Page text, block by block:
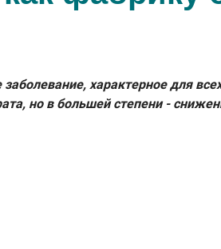
характерное для
но в большей степени -